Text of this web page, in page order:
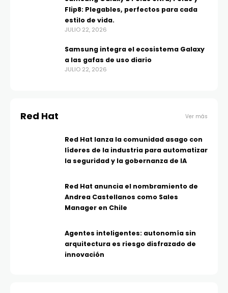
Flip8: Plegables, perfectos para cada
estilo de vida.
JULIO 22, 2026
Samsung integra el ecosistema Galaxy
a las gafas de uso diario
JULIO 22, 2026
Red Hat Ver más
Red Hat lanza la comunidad asago con
líderes de la industria para automatizar
la seguridad y la gobernanza de IA
Red Hat anuncia el nombramiento de
Andrea Castellanos como Sales
Manager en Chile
Agentes inteligentes: autonomía sin
arquitectura es riesgo disfrazado de
innovación